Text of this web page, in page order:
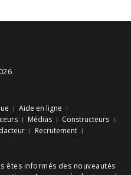
Aide en ligne
Médias
Constructeurs
Recrutement
êtes informés des nouveautés